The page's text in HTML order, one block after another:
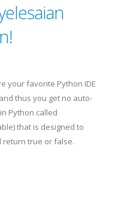
your favorite Python IDE
thus you get no auto-
Python called
that is designed to
return true or false.